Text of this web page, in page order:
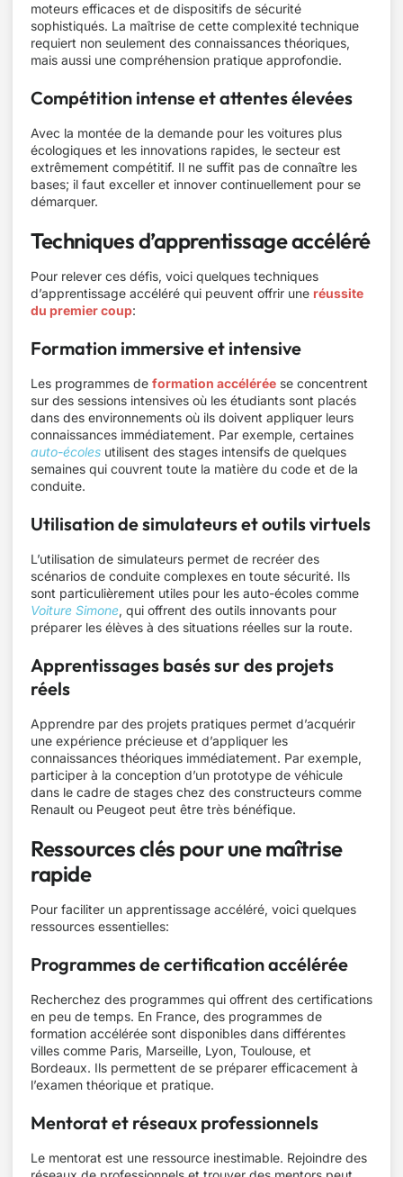
moteurs efficaces et de dispositifs de sécurité
sophistiqués. La maîtrise de cette complexité technique
requiert non seulement des connaissances théoriques,
mais aussi une compréhension pratique approfondie.
Compétition intense et attentes élevées
Avec la montée de la demande pour les voitures plus
écologiques et les innovations rapides, le secteur est
extrêmement compétitif. Il ne suffit pas de connaître les
bases; il faut exceller et innover continuellement pour se
démarquer.
Techniques d’apprentissage accéléré
Pour relever ces défis, voici quelques techniques
d’apprentissage accéléré qui peuvent offrir une réussite
du premier coup:
Formation immersive et intensive
Les programmes de formation accélérée se concentrent
sur des sessions intensives où les étudiants sont placés
dans des environnements où ils doivent appliquer leurs
connaissances immédiatement. Par exemple, certaines
auto-écoles utilisent des stages intensifs de quelques
semaines qui couvrent toute la matière du code et de la
conduite.
Utilisation de simulateurs et outils virtuels
L’utilisation de simulateurs permet de recréer des
scénarios de conduite complexes en toute sécurité. Ils
sont particulièrement utiles pour les auto-écoles comme
Voiture Simone, qui offrent des outils innovants pour
préparer les élèves à des situations réelles sur la route.
Apprentissages basés sur des projets
réels
Apprendre par des projets pratiques permet d’acquérir
une expérience précieuse et d’appliquer les
connaissances théoriques immédiatement. Par exemple,
participer à la conception d’un prototype de véhicule
dans le cadre de stages chez des constructeurs comme
Renault ou Peugeot peut être très bénéfique.
Ressources clés pour une maîtrise
rapide
Pour faciliter un apprentissage accéléré, voici quelques
ressources essentielles:
Programmes de certification accélérée
Recherchez des programmes qui offrent des certifications
en peu de temps. En France, des programmes de
formation accélérée sont disponibles dans différentes
villes comme Paris, Marseille, Lyon, Toulouse, et
Bordeaux. Ils permettent de se préparer efficacement à
l’examen théorique et pratique.
Mentorat et réseaux professionnels
Le mentorat est une ressource inestimable. Rejoindre des